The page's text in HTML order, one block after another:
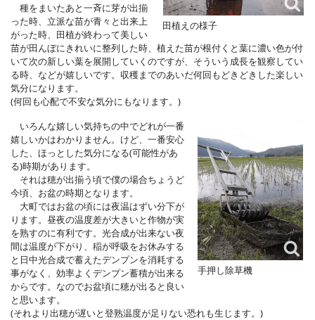
田植えの様子
種をまいたあと一斉に芽が出揃
った時、立派な苗が青々と出来上
がった時、田植が終わって美しい
苗が田んぼにきれいに整列した時、植えた苗が根付くと葉に濃い色が付
いて次の新しい葉を展開していくのですが、そういう成長を観察してい
る時、などが嬉しいです。収穫までのあいだ何回もどきどきした楽しい
気分になります。
(何回も心配で不安な気分にもなります。)
手押し除草機
いろんな嬉しい気持ちの中でどれが一番
嬉しいかはわかりません。けど、一番安心
した、ほっとした気分になる(可能性があ
る)時期があります。
それは穂が出揃う頃で僕の場合ちょうど
今頃、お盆の時期となります。
大町ではお盆の頃には夜温はずい分下が
ります。昼夜の温度差が大きいと作物が実
を熟すのに有利です。光合成が出来ない夜
間は温度が下がり、稲が呼吸をお休みする
と日中光合成で蓄えたデンプンを消耗する
事がなく、効率よくデンプン蓄積が出来る
からです。なのでお盆頃に穂が出ると良い
と思います。
(それより出穂が遅いと登熟温度が足りない恐れも生じます。)